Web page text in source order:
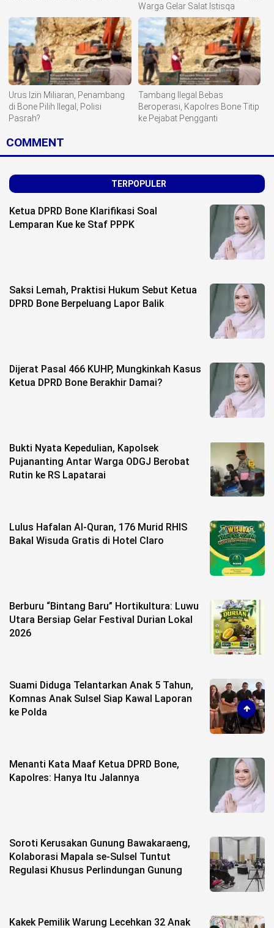
Warga Gelar Salat Istisqa
Urus Izin Miliaran, Penambang
di Bone Pilih Ilegal, Polisi
Pasrah?
Tambang Ilegal Bebas
Beroperasi, Kapolres Bone Titip
ke Pejabat Pengganti
COMMENT
TERPOPULER
Ketua DPRD Bone Klarifikasi Soal
Lemparan Kue ke Staf PPPK
Saksi Lemah, Praktisi Hukum Sebut Ketua
DPRD Bone Berpeluang Lapor Balik
Dijerat Pasal 466 KUHP, Mungkinkah Kasus
Ketua DPRD Bone Berakhir Damai?
Bukti Nyata Kepedulian, Kapolsek
Pujananting Antar Warga ODGJ Berobat
Rutin ke RS Lapatarai
Lulus Hafalan Al-Quran, 176 Murid RHIS
Bakal Wisuda Gratis di Hotel Claro
Berburu “Bintang Baru” Hortikultura: Luwu
Utara Bersiap Gelar Festival Durian Lokal
2026
Suami Diduga Telantarkan Anak 5 Tahun,
Komnas Anak Sulsel Siap Kawal Laporan
ke Polda
Menanti Kata Maaf Ketua DPRD Bone,
Kapolres: Hanya Itu Jalannya
Soroti Kerusakan Gunung Bawakaraeng,
Kolaborasi Mapala se-Sulsel Tuntut
Regulasi Khusus Perlindungan Gunung
Kakek Pemilik Warung Lecehkan 32 Anak